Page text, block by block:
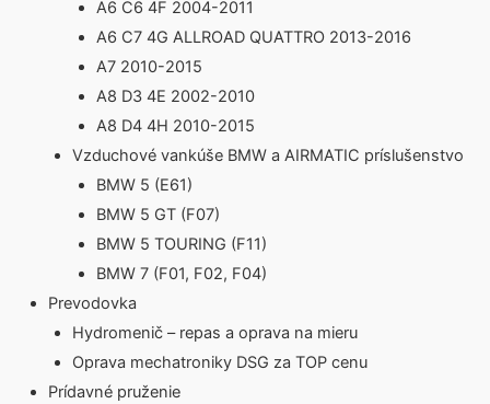
A6 C6 4F 2004-2011
A6 C7 4G ALLROAD QUATTRO 2013-2016
A7 2010-2015
A8 D3 4E 2002-2010
A8 D4 4H 2010-2015
Vzduchové vankúše BMW a AIRMATIC príslušenstvo
BMW 5 (E61)
BMW 5 GT (F07)
BMW 5 TOURING (F11)
BMW 7 (F01, F02, F04)
Prevodovka
Hydromenič – repas a oprava na mieru
Oprava mechatroniky DSG za TOP cenu
Prídavné pruženie